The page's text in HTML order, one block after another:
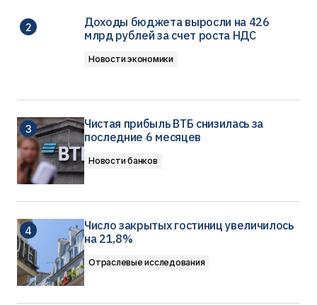
Доходы бюджета выросли на 426
млрд рублей за счет роста НДС
Новости экономики
Чистая прибыль ВТБ снизилась за
последние 6 месяцев
Новости банков
Число закрытых гостиниц увеличилось
на 21,8%
Отраслевые исследования